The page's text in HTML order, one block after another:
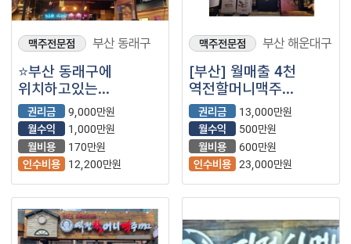
맥주전문점 부산 동래구
⭐부산 동래구에
위치하고있는
월고정비용저렴해,
수익성 좋은 ＂
역전할머니맥주＂
입니다⭐
권리금
9,000만원
월수익
1,000만원
월비용
170만원
인수비용
12,200만원
맥주전문점 부산 해운대구
[부산] 월매출 4천
역전할머니맥주
양도양수 창업
(프랜차이즈/술집/주점/
이자카야)
권리금
13,000만원
월수익
500만원
월비용
600만원
인수비용 23,000만원